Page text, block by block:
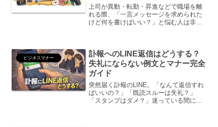
上司が異動・転勤・昇進などで職場を離
れる際、「一言メッセージを求められた
けど何を書けばいい？」と悩む人は非常
では、ビジネスマナーを踏...
ビジネスマナー
訃報へのLINE返信はどうする？
失礼にならない例文とマナー完全
ガイド
突然届く訃報のLINE。「なんて返信すれ
ばいいの？」「既読スルーは失礼？」
「スタンプはダメ？」迷っている間にも